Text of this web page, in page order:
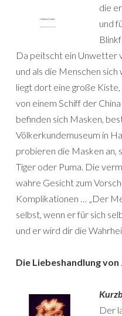
die
und
Da peitscht ein Unwetter
und als die Menschen
liegt dort eine große
von einem Schiff der
befinden sich Masken,
Völkerkundemuseum in
probieren die Masken an,
Tiger oder Puma. Die
wahre Gesicht zum
Komplikationen … „Der
selbst, wenn er für sich
und er wird dir die
Die Liebeshandlung
Der